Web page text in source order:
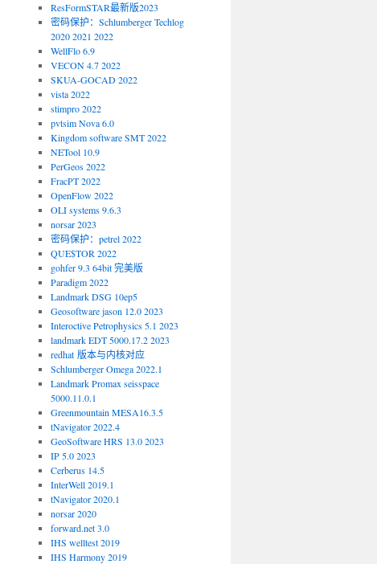
ResFormSTAR最新版2023
密码保护：Schlumberger Techlog
2020 2021 2022
WellFlo 6.9
VECON 4.7 2022
SKUA-GOCAD 2022
vista 2022
stimpro 2022
pvtsim Nova 6.0
Kingdom software SMT 2022
NETool 10.9
PerGeos 2022
FracPT 2022
OpenFlow 2022
OLI systems 9.6.3
norsar 2023
密码保护：petrel 2022
QUE$TOR 2022
gohfer 9.3 64bit 完美版
Paradigm 2022
Landmark DSG 10ep5
Geosoftware jason 12.0 2023
Interoctive Petrophysics 5.1 2023
landmark EDT 5000.17.2 2023
redhat 版本与内核对应
Schlumberger Omega 2022.1
Landmark Promax seisspace
5000.11.0.1
Greenmountain MESA16.3.5
tNavigator 2022.4
GeoSoftware HRS 13.0 2023
IP 5.0 2023
Cerberus 14.5
InterWell 2019.1
tNavigator 2020.1
norsar 2020
forward.net 3.0
IHS welltest 2019
IHS Harmony 2019